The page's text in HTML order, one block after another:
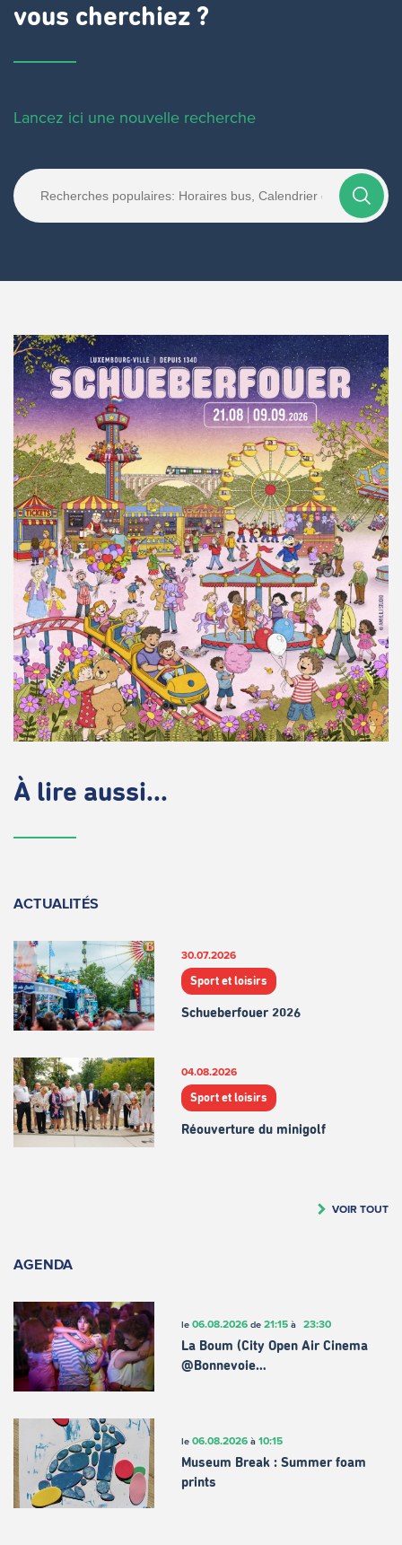
vous cherchiez ?
Lancez ici une nouvelle recherche
À lire aussi...
ACTUALITÉS
30.07.2026
Sport et loisirs
Schueberfouer 2026
04.08.2026
Sport et loisirs
Réouverture du minigolf
VOIR TOUT
AGENDA
le 06.08.2026de 21:15à 23:30
La Boum (City Open Air Cinema
@Bonnevoie…
le 06.08.2026à 10:15
Museum Break : Summer foam
prints